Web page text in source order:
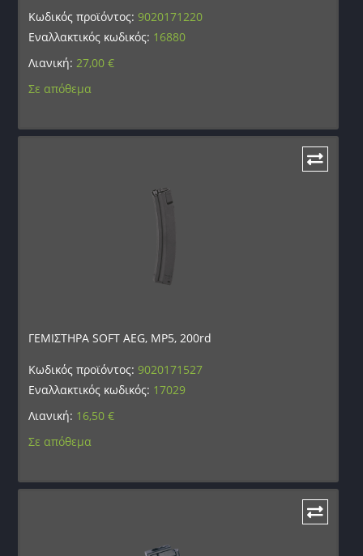
Κωδικός προϊόντος:9020171220
Εναλλακτικός κωδικός: 16880
Λιανική: 27,00€
Σε απόθεμα
ΓΕΜΙΣΤΗΡΑ SOFT AEG, MP5, 200rd
Κωδικός προϊόντος:9020171527
Εναλλακτικός κωδικός: 17029
Λιανική: 16,50€
Σε απόθεμα